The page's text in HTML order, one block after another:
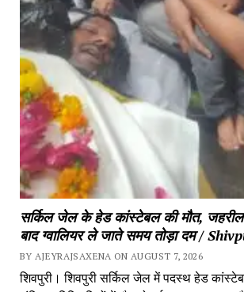
सर्किल जेल के हेड कांस्टेबल की मौत,
बाद ग्वालियर ले जाते समय तोड़ा दम /
BY AJEYRAJSAXENA ON AUGUST 7, 2026
शिवपुरी। शिवपुरी सर्किल जेल में पदस्थ हेड